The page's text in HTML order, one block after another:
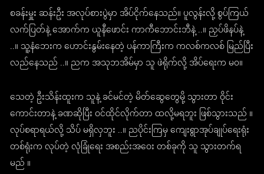
စခန်းမှူး ဆန်းဦး အလုပ်စားပွဲမှာ အိပ်ငိုက်နေသည်။ ပူလွန်းလို့ စွပ်ကြယ်
လက်ပြတ်နဲ့ အောက်က ယူနီဖောင်း ကာကီဘောင်းဘီနဲ့ ..။ ညှပ်ဖိနပ်နဲ့
..။ သူ့နံဘေးက ဟောင်းနွမ်းနေတဲ့ ပန်ကာကြီးက ကလစ်ကလစ် မြည်ပြီး
လည်နေသည် ..။ ညက အသုဘအိမ်မှာ သူ ဖဲရိုက်လို့ အိပ်ရေးက မ၀။
သေတဲ့ ဦးသိန်းထူးက သူနဲ့ ခင်မင်တဲ့ မိတ်ဆွေတွေမို့ သွားတာ ဝိုင်း
ကောင်းတာနဲ့ ခဏဆိုပြီး ဝင်ထိုင်လိုက်တာ ထလို့မရဘူး ဖြစ်သွားသည် ။
လုပ်စရာရယ်လို့ သိပ် မရှိလှဘူး ..။ ညပိုင်းကြမှ ကျေးရွာအုပ်ချုပ်ရေးရုံး
တစ်ရုံးက လုပ်တဲ့ လုံခြုံရေး အစည်းအဝေး တစ်ခုကို သူ သွားတက်ရ
မည် ။